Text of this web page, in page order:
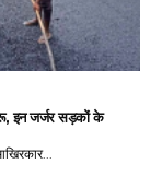
इन जर्जर सड़कों के